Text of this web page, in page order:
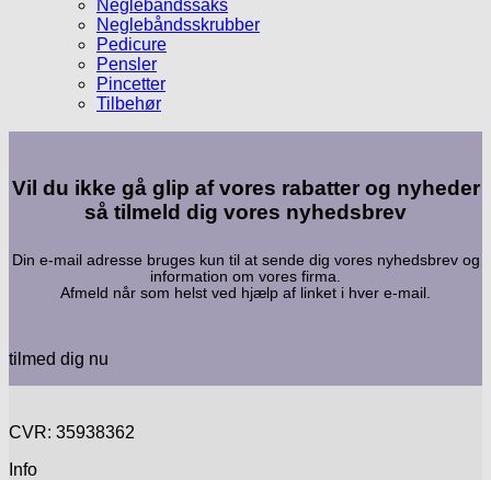
Neglebåndssaks
Neglebåndsskrubber
Pedicure
Pensler
Pincetter
Tilbehør
Vil du ikke gå glip af vores rabatter og nyheder
så tilmeld dig vores nyhedsbrev
Din e-mail adresse bruges kun til at sende dig vores nyhedsbrev og
information om vores firma.
Afmeld når som helst ved hjælp af linket i hver e-mail.
tilmed dig nu
CVR: 35938362
Info